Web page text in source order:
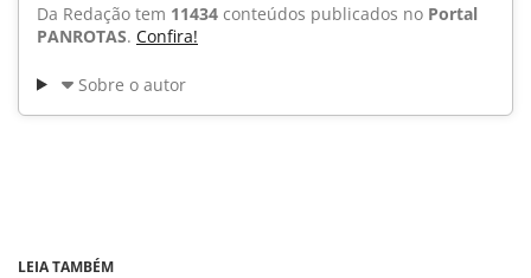
Da Redação tem 11434 conteúdos publicados no Portal
PANROTAS. Confira!
Sobre o autor
LEIA TAMBÉM